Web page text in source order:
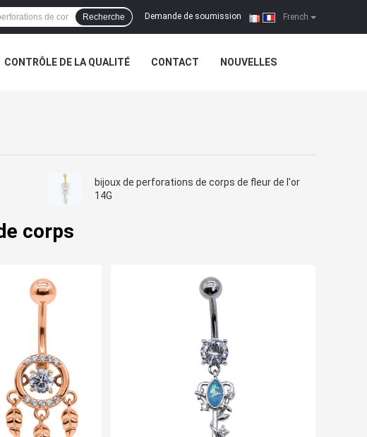
French
Demande de soumission |
Recherche
CONTRÔLE DE LA QUALITÉ CONTACT NOUVELLES
bijoux de perforations de corps de fleur de l'or
14G
corps